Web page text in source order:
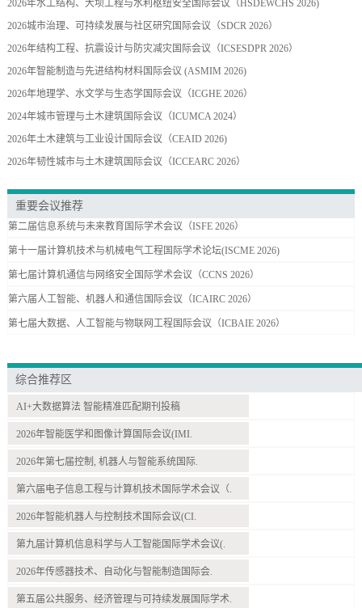
2026年水工结构、大坝工程与水利枢纽安全国际会议（HSDEWCHS 2026)
2026城市治理、可持续发展与社区研究国际会议（SDCR 2026）
2026年结构工程、抗震设计与防灾减灾国际会议（ICSESDPR 2026）
2026年智能制造与先进结构材料国际会议 (ASMIM 2026)
2026年地理学、水文学与生态学国际会议（ICGHE 2026）
2024年城市管理与土木建筑国际会议（ICUMCA 2024）
2026年土木建筑与工业设计国际会议（CEAID 2026)
2026年韧性城市与土木建筑国际会议（ICCEARC 2026）
重要会议推荐
第二届信息系统与未来教育国际学术会议（ISFE 2026）
第十一届计算机技术与机械电气工程国际学术论坛(ISCME 2026)
第七届计算机通信与网络安全国际学术会议（CCNS 2026）
第六届人工智能、机器人和通信国际会议（ICAIRC 2026）
第七届大数据、人工智能与物联网工程国际会议（ICBAIE 2026）
综合推荐区
AI+大数据算法 智能精准匹配期刊投稿
2026年智能医学和图像计算国际会议(IMI.
2026年第七届控制, 机器人与智能系统国际.
第六届电子信息工程与计算机技术国际学术会议（.
2026年智能机器人与控制技术国际会议(CI.
第九届计算机信息科学与人工智能国际学术会议(.
2026年传感器技术、自动化与智能制造国际会.
第五届公共服务、经济管理与可持续发展国际学术.